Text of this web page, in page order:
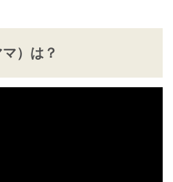
）は？